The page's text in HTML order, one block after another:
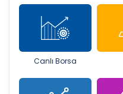
Canlı Borsa